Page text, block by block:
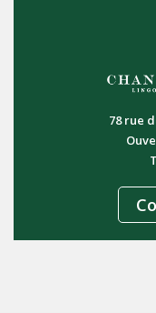
78 rue